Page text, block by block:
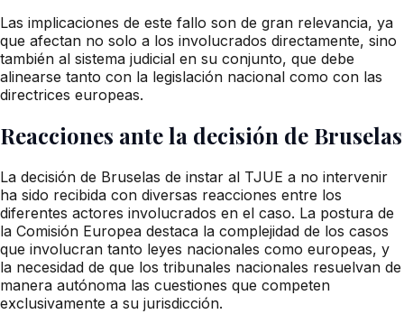
Las implicaciones de este fallo son de gran relevancia, ya
que afectan no solo a los involucrados directamente, sino
también al sistema judicial en su conjunto, que debe
alinearse tanto con la legislación nacional como con las
directrices europeas.
Reacciones ante la decisión de Bruselas
La decisión de Bruselas de instar al TJUE a no intervenir
ha sido recibida con diversas reacciones entre los
diferentes actores involucrados en el caso. La postura de
la Comisión Europea destaca la complejidad de los casos
que involucran tanto leyes nacionales como europeas, y
la necesidad de que los tribunales nacionales resuelvan de
manera autónoma las cuestiones que competen
exclusivamente a su jurisdicción.